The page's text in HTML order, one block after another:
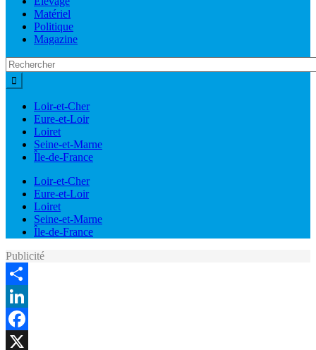
Matériel
Politique
Magazine
Loir-et-Cher
Eure-et-Loir
Loiret
Seine-et-Marne
Île-de-France
Loir-et-Cher
Eure-et-Loir
Loiret
Seine-et-Marne
Île-de-France
Publicité
Share
LinkedIn
Facebook